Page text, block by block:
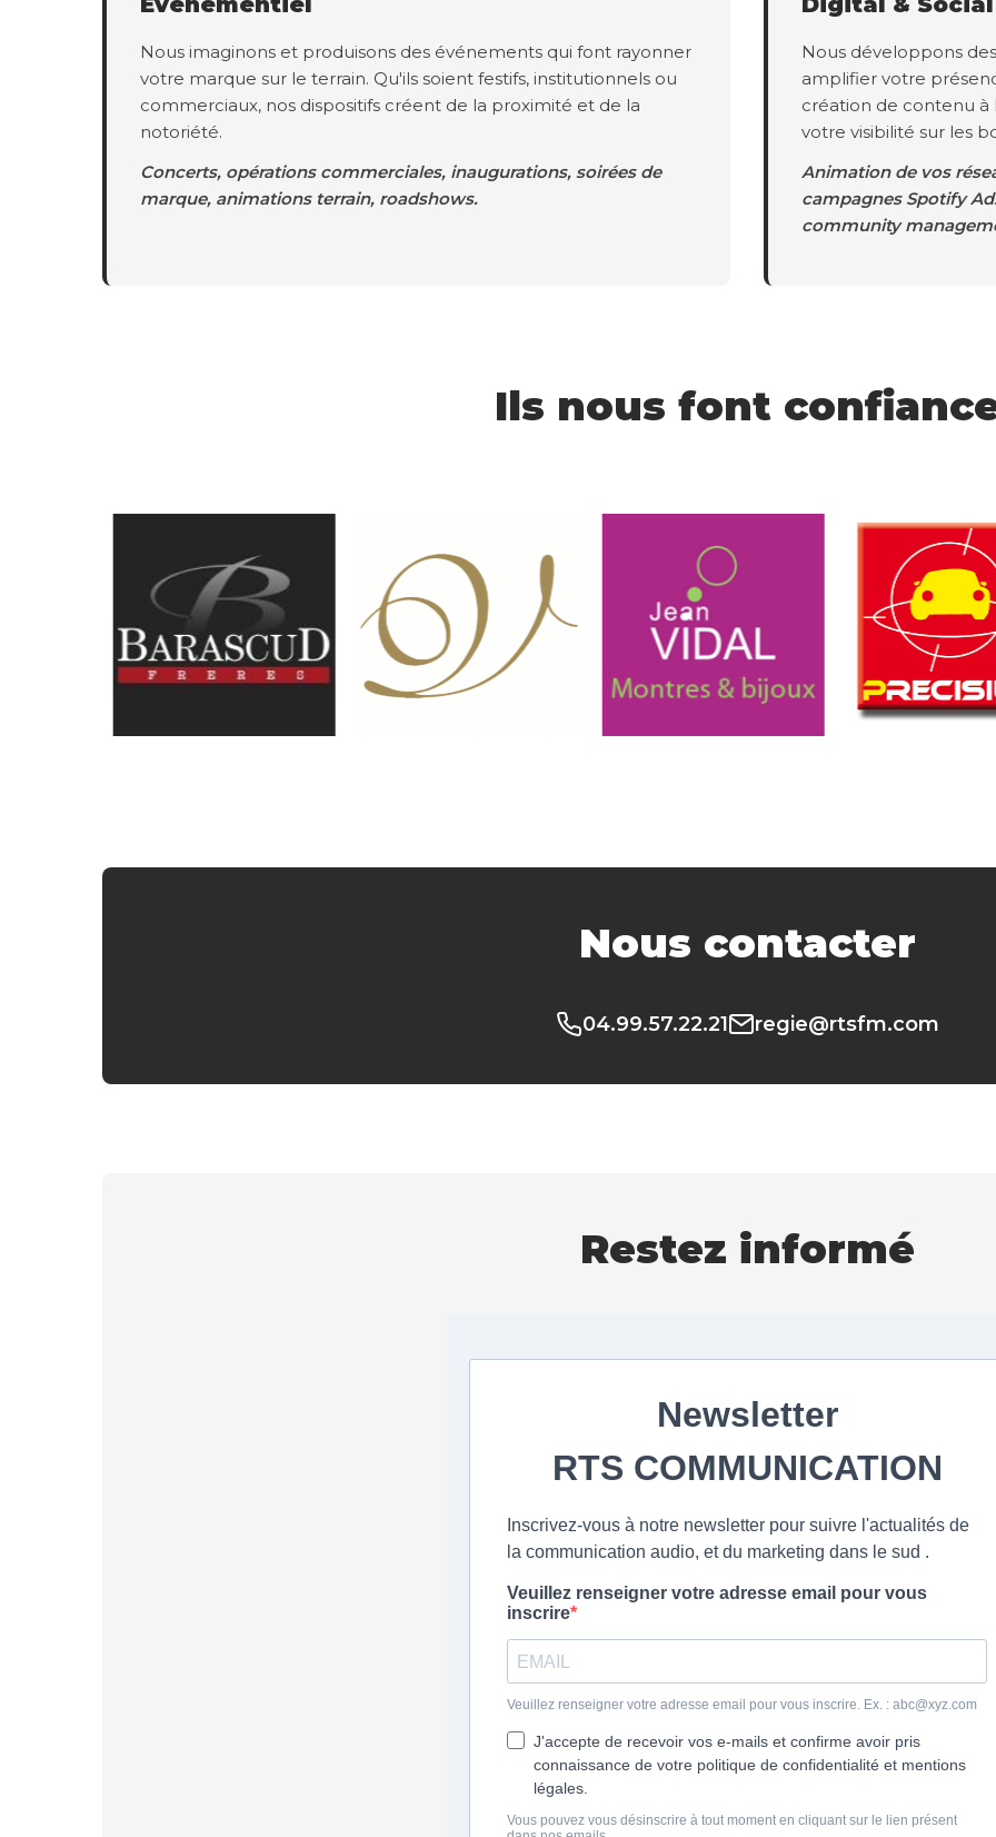
Nous imaginons et produisons des événements qui font rayonner
votre marque sur le terrain. Qu'ils soient festifs, institutionnels ou
commerciaux, nos dispositifs créent de la proximité et de la
notoriété.
Concerts, opérations commerciales, inaugurations, soirées de
marque, animations terrain, roadshows.
Nous développons
amplifier votre
création de contenu à
votre visibilité sur les
Animation de vos
campagnes Spotify
community
Ils nous font
Nous contacter
04.99.57.22.21 regie@rtsfm.com
Restez informé